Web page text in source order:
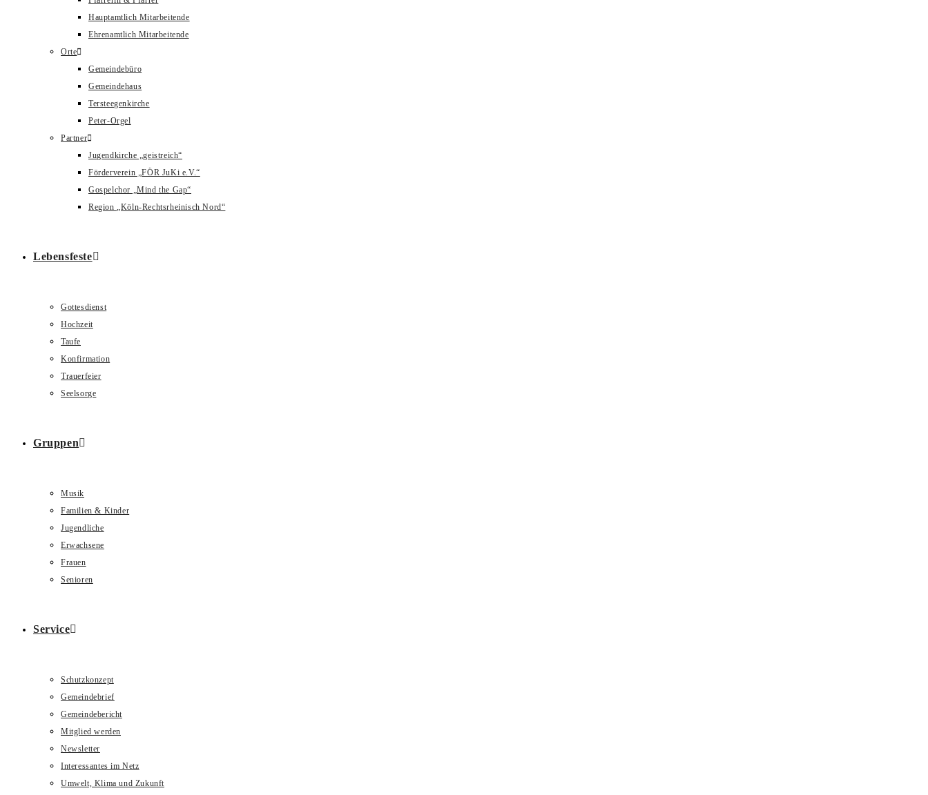
Hauptamtlich Mitarbeitende
Ehrenamtlich Mitarbeitende
Orte
Gemeindebüro
Gemeindehaus
Tersteegenkirche
Peter-Orgel
Partner
Jugendkirche „geistreich“
Förderverein „FÖR JuKi e.V.“
Gospelchor „Mind the Gap“
Region „Köln-Rechtsrheinisch Nord“
Lebensfeste
Gottesdienst
Hochzeit
Taufe
Konfirmation
Trauerfeier
Seelsorge
Gruppen
Musik
Familien & Kinder
Jugendliche
Erwachsene
Frauen
Senioren
Service
Schutzkonzept
Gemeindebrief
Gemeindebericht
Mitglied werden
Newsletter
Interessantes im Netz
Umwelt, Klima und Zukunft